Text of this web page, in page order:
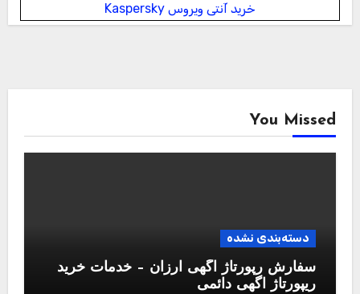
خرید آنتی ویروس Kaspersky
You Missed
دسته‌بندی نشده
سفارش رپورتاژ آگهی ارزان – خدمات خرید
ریپورتاژ اگهی دائمی